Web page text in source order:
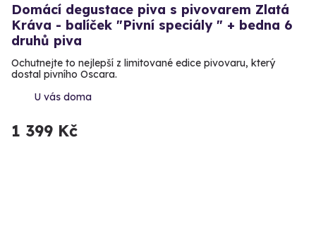
Domácí degustace piva s pivovarem Zlatá
Kráva - balíček "Pivní speciály " + bedna 6
druhů piva
Ochutnejte to nejlepší z limitované edice pivovaru, který
dostal pivního Oscara.
U vás doma
1 399 Kč